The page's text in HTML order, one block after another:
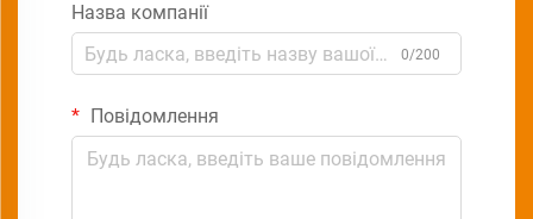
Назва компанії
0/200
Повідомлення